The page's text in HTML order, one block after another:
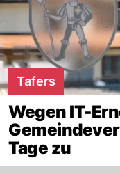
Tafers
Wegen IT-
Tage zu